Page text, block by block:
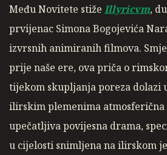
Među Novitete stiže Illyricvm,
prvijenac Simona Bogojevića
izvrsnih animiranih filmova.
prije naše ere, ova priča o
tijekom skupljanja poreza dolazi
ilirskim plemenima atmosferična
upečatljiva povijesna drama,
u cijelosti snimljena na ilirskom